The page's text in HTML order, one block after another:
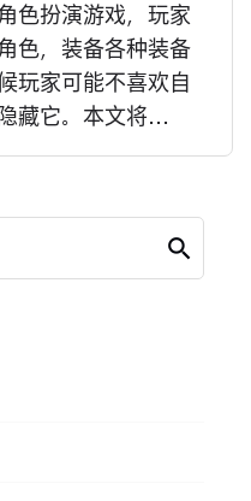
色扮演游戏，玩家
色，装备各种装备
玩家可能不喜欢自
藏它。本文将...